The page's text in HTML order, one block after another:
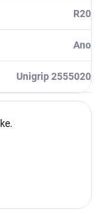
R20
Ano
Unigrip 2555020